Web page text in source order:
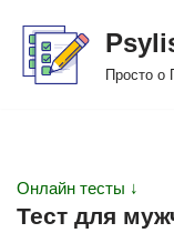
Перейти
Просто о
Онлайн тесты ↓
Тест для